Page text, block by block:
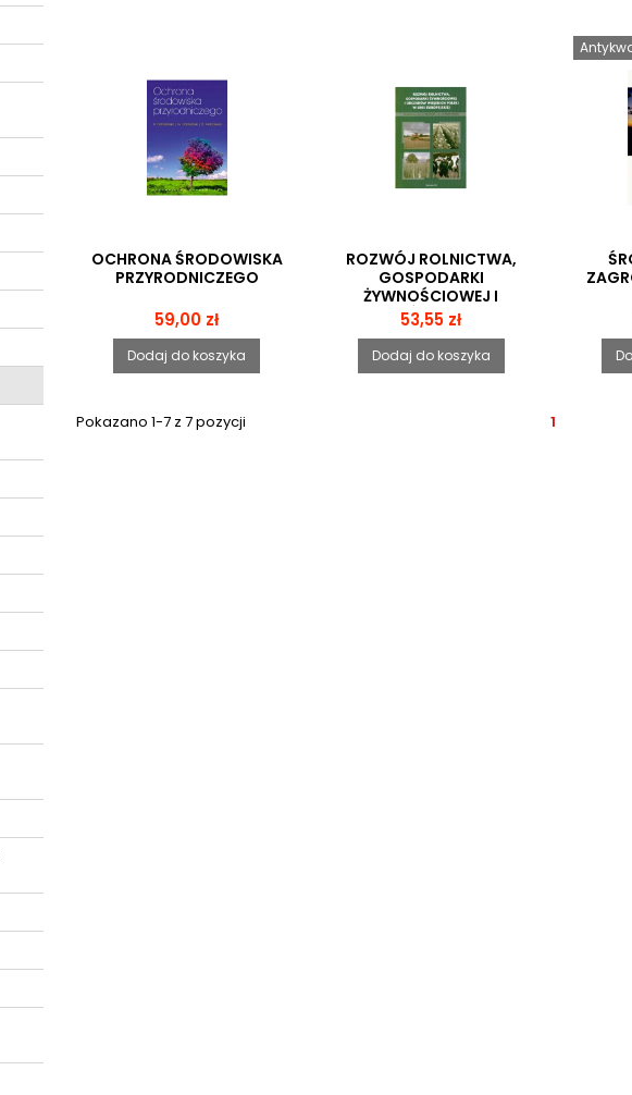
OCHRONA ŚRODOWISKA
PRZYRODNICZEGO
Cena
59,00 zł
Dodaj do koszyka
ROZWÓJ ROLNICTWA,
GOSPODARKI
ŻYWNOŚCIOWEJ I
OBSZARÓW WIEJSKICH
POLSKI W UNII
EUROPEJSKIEJ
Cena
53,55 zł
Dodaj do koszyka
Pokazano 1-7 z 7 pozycji 1